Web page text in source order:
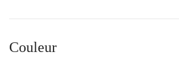
Homme
Couleur